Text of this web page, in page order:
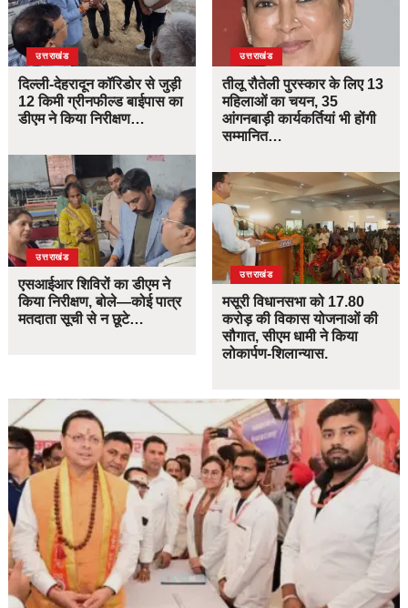
उत्तराखंड
दिल्ली-देहरादून कॉरिडोर से जुड़ी
12 किमी ग्रीनफील्ड बाईपास का
डीएम ने किया निरीक्षण…
उत्तराखंड
एसआईआर शिविरों का डीएम ने
किया निरीक्षण, बोले—कोई पात्र
मतदाता सूची से न छूटे…
उत्तराखंड
तीलू रौतेली पुरस्कार के लिए 13
महिलाओं का चयन, 35
आंगनबाड़ी कार्यकर्तियां भी होंगी
सम्मानित…
उत्तराखंड
मसूरी विधानसभा को 17.80
करोड़ की विकास योजनाओं की
सौगात, सीएम धामी ने किया
लोकार्पण-शिलान्यास.